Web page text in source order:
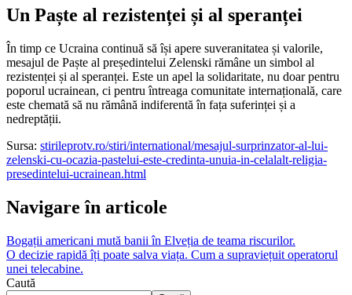
Un Paște al rezistenței și al speranței
În timp ce Ucraina continuă să își apere suveranitatea și valorile,
mesajul de Paște al președintelui Zelenski rămâne un simbol al
rezistenței și al speranței. Este un apel la solidaritate, nu doar pentru
poporul ucrainean, ci pentru întreaga comunitate internațională, care
este chemată să nu rămână indiferentă în fața suferinței și a
nedreptății.
Sursa: stirileprotv.ro/stiri/international/mesajul-surprinzator-al-lui-
zelenski-cu-ocazia-pastelui-este-credinta-unuia-in-celalalt-religia-
presedintelui-ucrainean.html
Navigare în articole
Bogații americani mută banii în Elveția de teama riscurilor.
O decizie rapidă îți poate salva viața. Cum a supraviețuit operatorul
unei telecabine.
Caută